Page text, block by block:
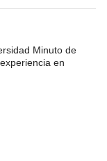
Minuto de
en